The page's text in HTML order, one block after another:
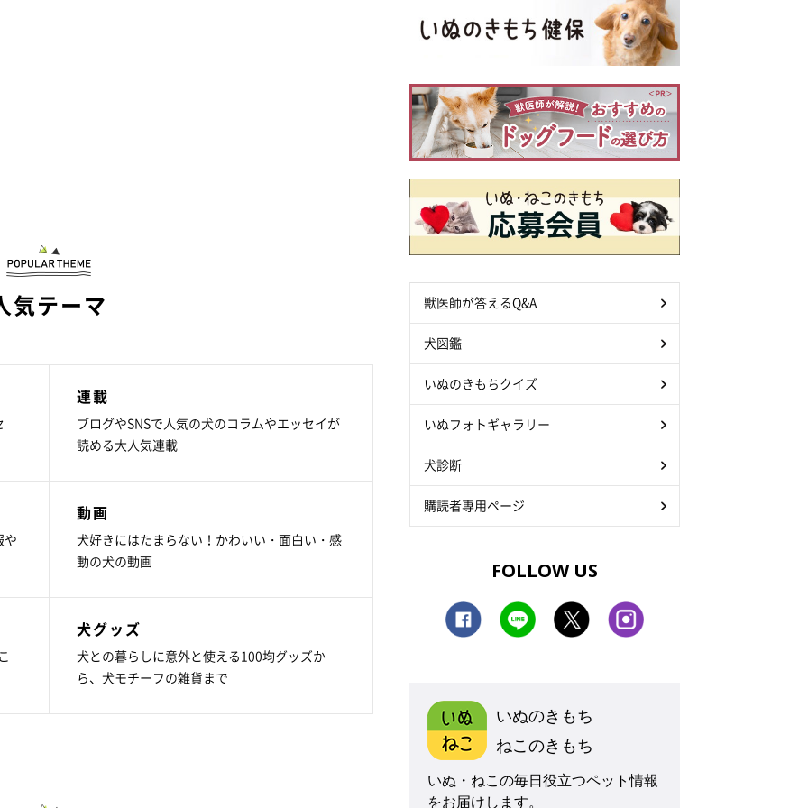
気テーマ
連載
ブログやSNSで人気の犬のコラムやエッセイが
読める大人気連載
や
動画
犬好きにはたまらない！かわいい・面白い・感
動の犬の動画
犬グッズ
犬との暮らしに意外と使える100均グッズか
ら、犬モチーフの雑貨まで
獣医師が答えるQ&A
犬図鑑
いぬのきもちクイズ
いぬフォトギャラリー
犬診断
購読者専用ページ
FOLLOW US
いぬのきもち
ねこのきもち
いぬ・ねこの毎日役立つペット情報
をお届けします。